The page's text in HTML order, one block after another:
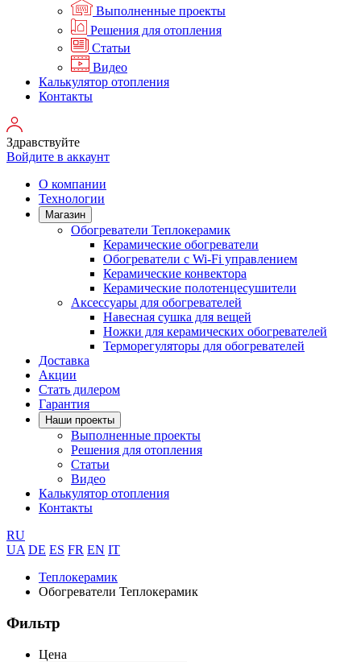
Выполненные проекты
Решения для отопления
Статьи
Видео
Калькулятор отопления
Контакты
Здравствуйте
Войдите в аккаунт
О компании
Технологии
Магазин
Обогреватели Теплокерамик
Керамические обогреватели
Обогреватели с Wi-Fi управлением
Керамические конвектора
Керамические полотенцесушители
Аксессуары для обогревателей
Навесная сушка для вещей
Ножки для керамических обогревателей
Терморегуляторы для обогревателей
Доставка
Акции
Стать дилером
Гарантия
Наши проекты
Выполненные проекты
Решения для отопления
Статьи
Видео
Калькулятор отопления
Контакты
RU
UA DE ES FR EN IT
Теплокерамик
Обогреватели Теплокерамик
Фильтр
Цена